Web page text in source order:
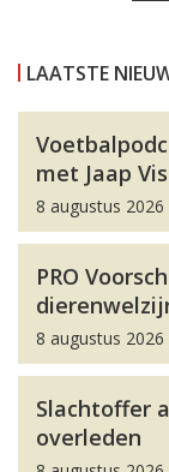
LAATSTE
met Jaap
8 augustus 2026
PRO
8 augustus 2026
Slachtoffer
overleden